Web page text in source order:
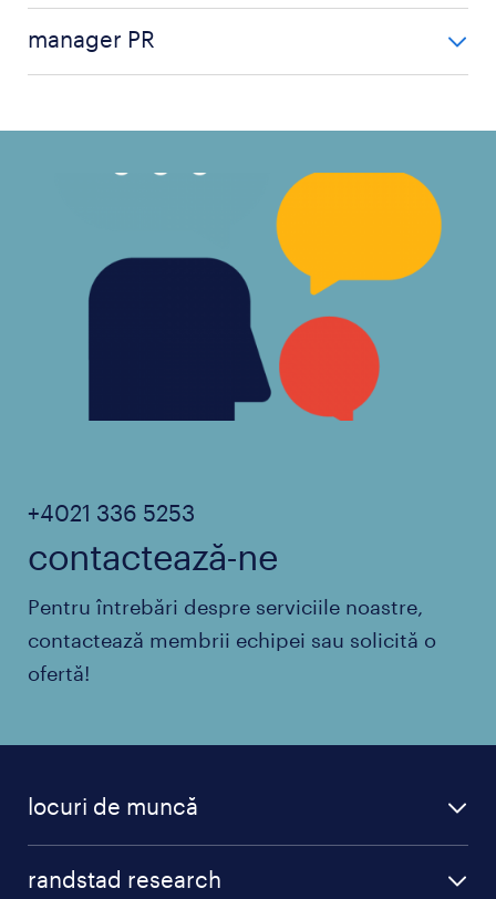
manager de imagine
manager PR
manager online marketing
+4021 336 5253
contactează-ne
Pentru întrebări despre serviciile noastre,
contactează membrii echipei sau solicită o
ofertă!
locuri de muncă
randstad research